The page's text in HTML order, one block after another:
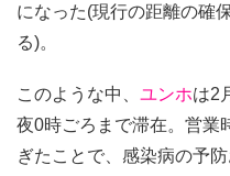
になった(現行の距離の確
る)。
このような中、 ユンホは2
夜0時ごろまで滞在。営業
ぎたことで、感染病の予